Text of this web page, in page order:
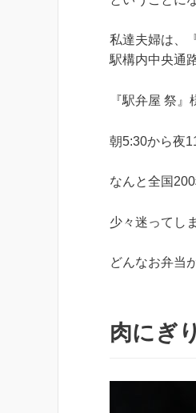
私達夫婦は、
駅構内中央通
『駅弁屋 祭
朝5:30から夜
なんと全国
少々迷ってし
どんなお弁当
肉にぎ